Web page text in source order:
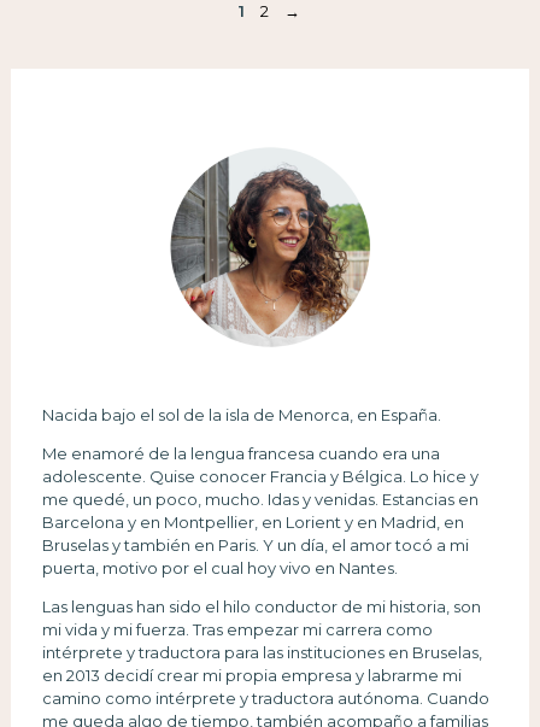
1 2 →
Nacida bajo el sol de la isla de Menorca, en España.
Me enamoré de la lengua francesa cuando era una
adolescente. Quise conocer Francia y Bélgica. Lo hice y
me quedé, un poco, mucho. Idas y venidas. Estancias en
Barcelona y en Montpellier, en Lorient y en Madrid, en
Bruselas y también en Paris. Y un día, el amor tocó a mi
puerta, motivo por el cual hoy vivo en Nantes.
Las lenguas han sido el hilo conductor de mi historia, son
mi vida y mi fuerza. Tras empezar mi carrera como
intérprete y traductora para las instituciones en Bruselas,
en 2013 decidí crear mi propia empresa y labrarme mi
camino como intérprete y traductora autónoma. Cuando
me queda algo de tiempo, también acompaño a familias